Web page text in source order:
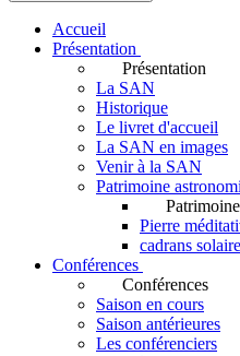
Accueil
Présentation
Présentation
La SAN
Historique
Le livret d'accueil
La SAN en images
Venir à la SAN
Patrimoine
Pierre
cadrans
Conférences
Conférences
Saison en cours
Saison antérieures
Les conférenciers